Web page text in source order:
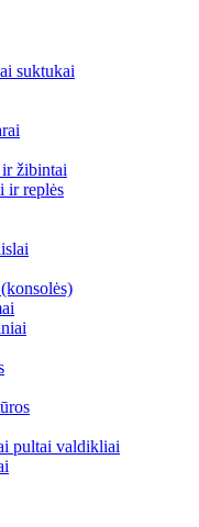
suktukai
žibintai
ir replės
pultai valdikliai